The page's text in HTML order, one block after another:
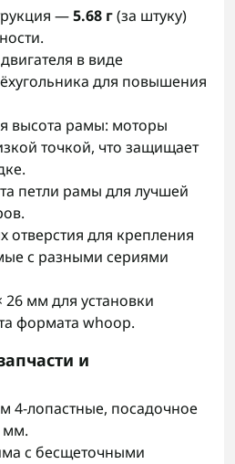
—5.68 г(за штуку)
в виде
для повышения
высота рамы: моторы
точкой, что защищает
петли рамы для лучшей
отверстия для крепления
с разными сериями
мм для установки
формата whoop.
и
4-лопастные, посадочное
мм.
с бесщеточными